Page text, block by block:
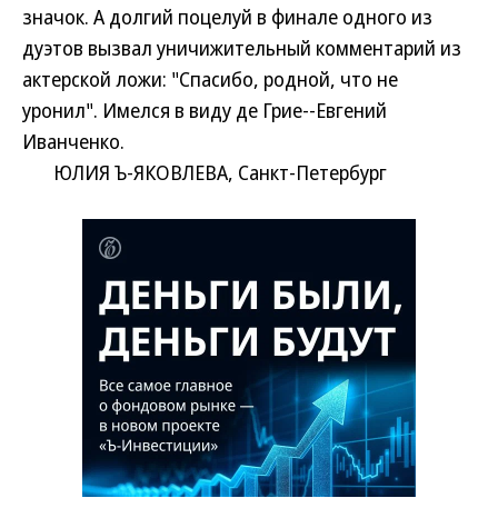
значок. А долгий поцелуй в финале одного из
дуэтов вызвал уничижительный комментарий из
актерской ложи: "Спасибо, родной, что не
уронил". Имелся в виду де Грие--Евгений
Иванченко.
ЮЛИЯ Ъ-ЯКОВЛЕВА, Санкт-Петербург